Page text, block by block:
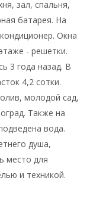
зал, спальня,
батарея. На
Окна
- решетки.
3 года назад. В
4,2 сотки.
молодой сад,
Также на
вода.
душа,
место для
и техникой.